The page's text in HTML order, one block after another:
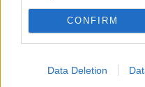
CONFIRM
Data Deletion